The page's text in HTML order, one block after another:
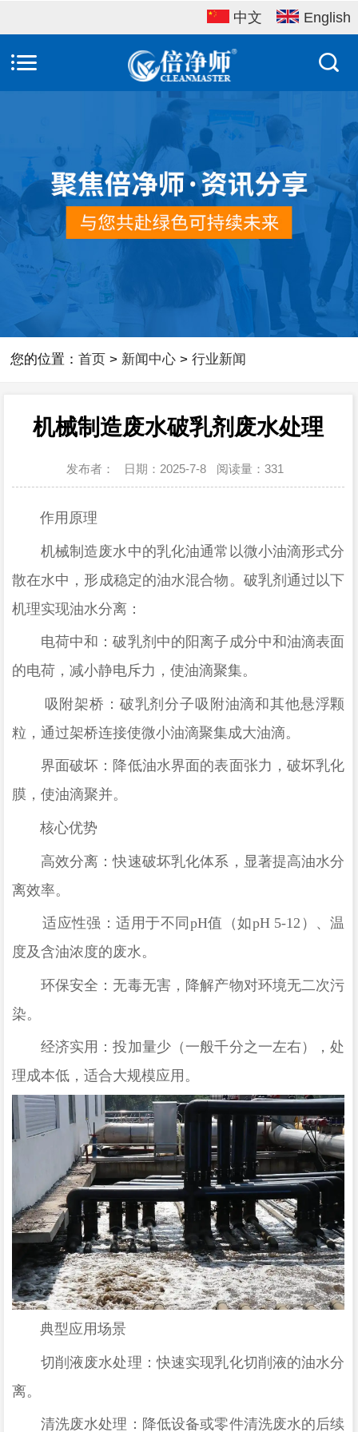
中文 English
您的位置：首页 > 新闻中心 >行业新闻
机械制造废水破乳剂废水处理
发布者： 日期：2025-7-8 阅读量： 331
作用原理
机械制造废水中的乳化油通常以微小油滴形式分
散在水中，形成稳定的油水混合物。破乳剂通过以下
机理实现油水分离：
电荷中和：破乳剂中的阳离子成分中和油滴表面
的电荷，减小静电斥力，使油滴聚集。
吸附架桥：破乳剂分子吸附油滴和其他悬浮颗
粒，通过架桥连接使微小油滴聚集成大油滴。
界面破坏：降低油水界面的表面张力，破坏乳化
膜，使油滴聚并。
核心优势
高效分离：快速破坏乳化体系，显著提高油水分
离效率。
适应性强：适用于不同 pH值（如pH 5-12）、温
度及含油浓度的废水。
环保安全：无毒无害，降解产物对环境无二次污
染。
经济实用：投加量少（一般千分之一左右），处
理成本低，适合大规模应用。
典型应用场景
切削液废水处理：快速实现乳化切削液的油水分
离。
清洗废水处理：降低设备或零件清洗废水的后续